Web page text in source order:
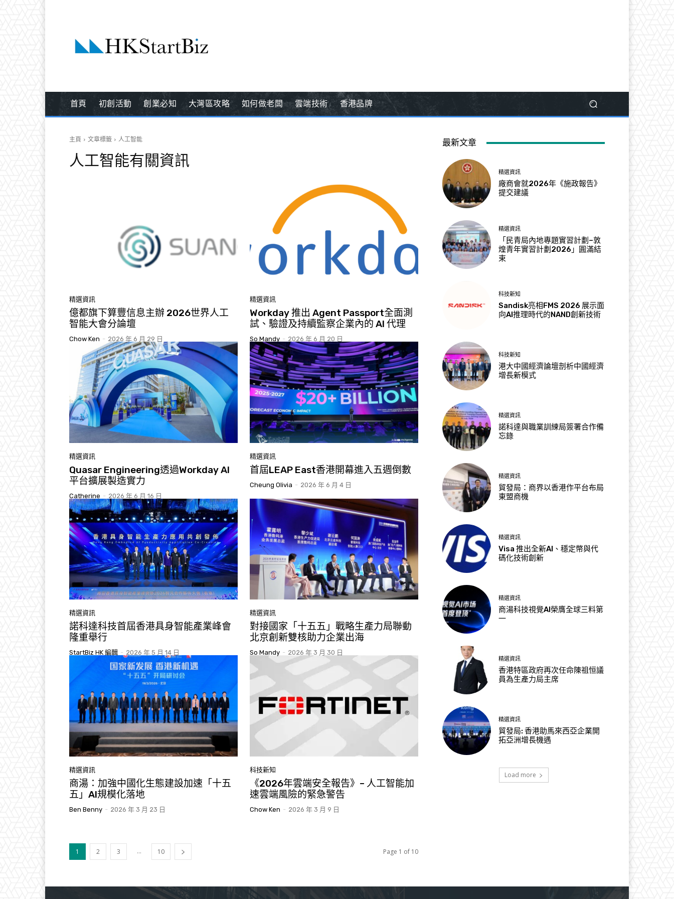
首頁 初創活動 創業必知 大灣區攻略 如何做老闆 雲端技術 香港品牌
主頁 文章標籤 人工智能
人工智能有關資訊
精選資訊
億都旗下算豐信息主辦 2026世界人工
智能大會分論壇
Chow Ken - 2026 年 6 月 29 日
精選資訊
Workday 推出 Agent Passport全面測
試、驗證及持續監察企業內的 AI 代理
So Mandy - 2026 年 6 月 20 日
精選資訊
Quasar Engineering透過Workday AI
平台擴展製造實力
Catherine - 2026 年 6 月 16 日
精選資訊
首屆LEAP East香港開幕進入五週倒數
Cheung Olivia - 2026 年 6 月 4 日
精選資訊
諾科達科技首屆香港具身智能產業峰會
隆重舉行
StartBiz HK 編輯 - 2026 年 5 月 14 日
精選資訊
對接國家「十五五」戰略生產力局聯動
北京創新雙核助力企業出海
So Mandy - 2026 年 3 月 30 日
精選資訊
商湯：加強中國化生態建設加速「十五
五」AI規模化落地
Ben Benny - 2026 年 3 月 23 日
科技新知
《2026年雲端安全報告》– 人工智能加
速雲端風險的緊急警告
Chow Ken - 2026 年 3 月 9 日
1 2 3 ... 10 Page 1 of 10
最新文章
精選資訊
廠商會就2026年《施政報告》
提交建議
精選資訊
「民青局內地專題實習計劃–敦
煌青年實習計劃2026」圓滿結
束
科技新知
Sandisk亮相FMS 2026 展示面
向AI推理時代的NAND創新技術
科技新知
港大中國經濟論壇剖析中國經濟
增長新模式
精選資訊
諾科達與職業訓練局簽署合作備
忘錄
精選資訊
貿發局：商界以香港作平台布局
東盟商機
精選資訊
Visa 推出全新AI、穩定幣與代
碼化技術創新
精選資訊
商湯科技視覺AI榮膺全球三料第
一
精選資訊
香港特區政府再次任命陳祖恒議
員為生產力局主席
精選資訊
貿發局: 香港助馬來西亞企業開
拓亞洲增長機遇
Load more